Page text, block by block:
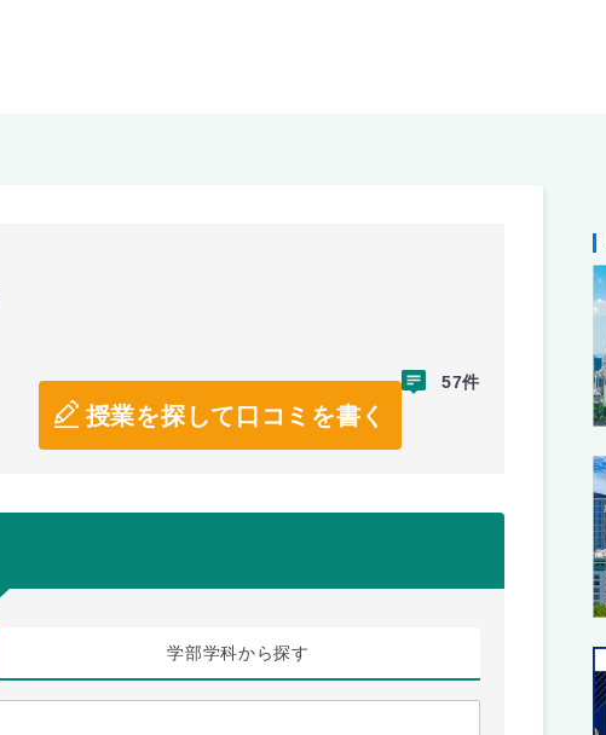
授業を探して口コミを書く
57件
学部学科から探す